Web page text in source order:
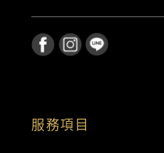
服務項目